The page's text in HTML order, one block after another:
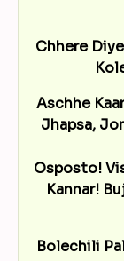
Chhere
Aschhe
Jhapsa,
Osposto!
Kannar!
Bolechili